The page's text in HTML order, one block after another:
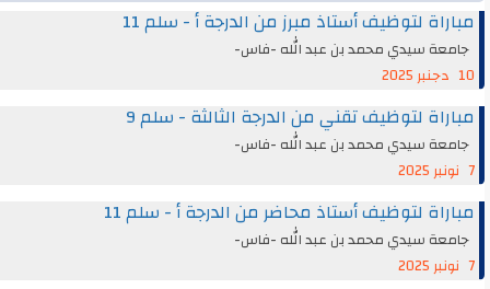
مباراة لتوظيف أستاذ مبرز من الدرجة أ - سلم 11
جامعة سيدي محمد بن عبد الله -فاس-
10 دجنبر 2025
مباراة لتوظيف تقني من الدرجة الثالثة - سلم 9
جامعة سيدي محمد بن عبد الله -فاس-
مباراة لتوظيف أستاذ محاضر من الدرجة أ - سلم 11
جامعة سيدي محمد بن عبد الله -فاس-